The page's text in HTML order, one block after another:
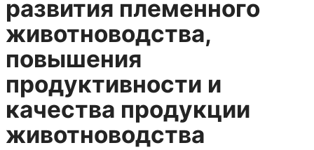
развития племенного
животноводства,
повышения
продуктивности и
качества продукции
животноводства